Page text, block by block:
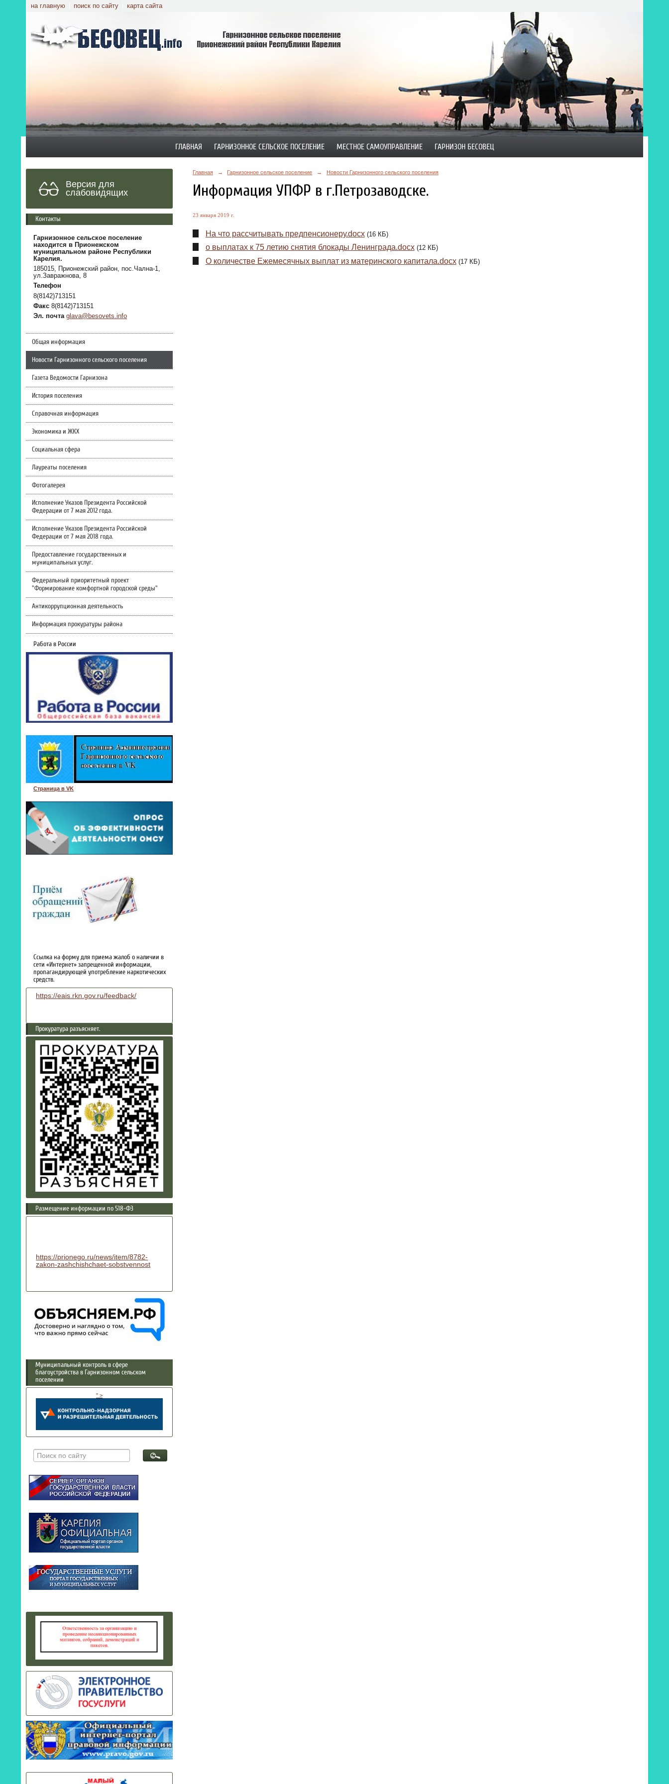
на главную поиск по сайту карта сайта
ГЛАВНАЯ ГАРНИЗОННОЕ СЕЛЬСКОЕ ПОСЕЛЕНИЕ МЕСТНОЕ САМОУПРАВЛЕНИЕ ГАРНИЗОН БЕСОВЕЦ
Версия для
слабовидящих
Контакты
Гарнизонное сельское поселение
находится в Прионежском
муниципальном районе Республики
Карелия.
185015, Прионежский район, пос.Чална-1,
ул.Завражнова, 8
Телефон
8(8142)713151
Факс 8(8142)713151
Эл. почта glava@besovets.info
Общая информация
Новости Гарнизонного сельского поселения
Газета Ведомости Гарнизона
История поселения
Справочная информация
Экономика и ЖКХ
Социальная сфера
Лауреаты поселения
Фотогалерея
Исполнение Указов Президента Российской
Федерации от 7 мая 2012 года.
Исполнение Указов Президента Российской
Федерации от 7 мая 2018 года.
Предоставление государственных и
муниципальных услуг.
Федеральный приоритетный проект
"Формирование комфортной городской среды"
Антикоррупционная деятельность
Информация прокуратуры района
Работа в России
Страница в VK
Ссылка на форму для приема жалоб о наличии в
сети «Интернет» запрещенной информации,
пропагандирующей употребление наркотических
средств.
https://eais.rkn.gov.ru/feedback/
Прокуратура разъясняет.
Размещение информации по 518-ФЗ
https://prionego.ru/news/item/8782-
zakon-zashchishchaet-sobstvennost
Муниципальный контроль в сфере
благоустройства в Гарнизонном сельском
поселении
" >
Главная → Гарнизонное сельское поселение → Новости Гарнизонного сельского поселения
Информация УПФР в г.Петрозаводске.
23 января 2019 г.
На что рассчитывать предпенсионеру.docx (16 КБ)
о выплатах к 75 летию снятия блокады Ленинграда.docx (12 КБ)
О количестве Ежемесячных выплат из материнского капитала.docx (17 КБ)